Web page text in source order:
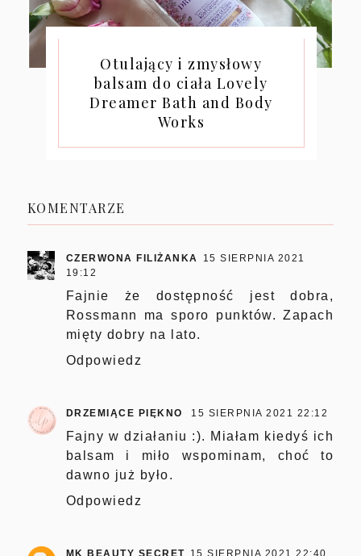
Otulający i zmysłowy
balsam do ciała Lovely
Dreamer Bath and Body
Works
KOMENTARZE
CZERWONA FILIŻANKA
15 SIERPNIA 2021
19:12
Fajnie że dostępność jest dobra,
Rossmann ma sporo punktów. Zapach
mięty dobry na lato.
Odpowiedz
DRZEMIĄCE PIĘKNO 15 SIERPNIA 2021 22:12
Fajny w działaniu :). Miałam kiedyś ich
balsam i miło wspominam, choć to
dawno już było.
Odpowiedz
MK BEAUTY SECRET 15 SIERPNIA 2021 22:40